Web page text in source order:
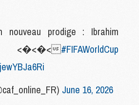
nouveau prodige : Ibrahim
<�<�< #FIFAWorldCup
June 16, 2026